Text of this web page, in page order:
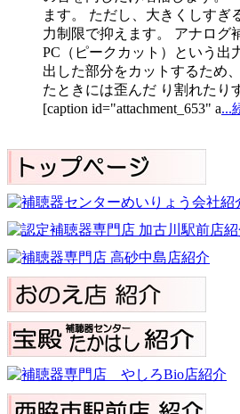
ます。 ただし、大きくしすぎ
力制限で抑えます。 アナログ
PC（ピークカット）という出
出した部分をカットするため
たときには歪んだ り割れたり
[caption id="attachment_653" a...